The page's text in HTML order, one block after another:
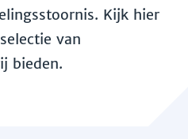
Kijk hier
van
bieden.